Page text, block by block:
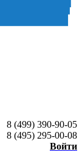
8 (499) 390-90-05
8 (495) 295-00-08
Войти